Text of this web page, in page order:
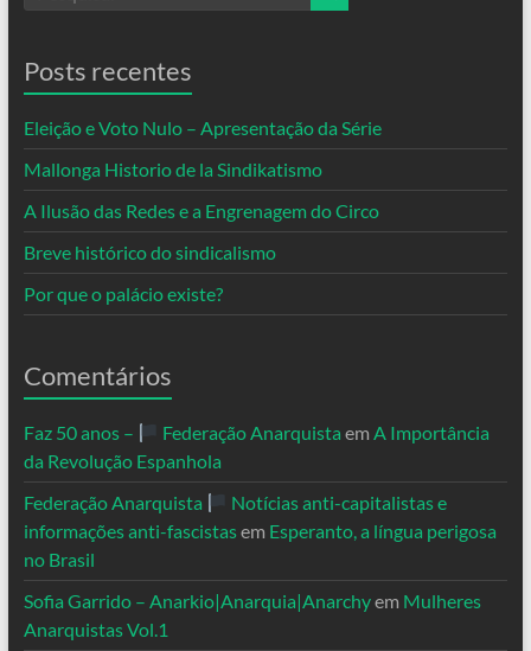
Posts recentes
Eleição e Voto Nulo – Apresentação da Série
Mallonga Historio de la Sindikatismo
A Ilusão das Redes e a Engrenagem do Circo
Breve histórico do sindicalismo
Por que o palácio existe?
Comentários
Faz 50 anos – Federação Anarquista em A Importância
da Revolução Espanhola
Federação Anarquista
Notícias anti-capitalistas e
informações anti-fascistasem Esperanto, a língua perigosa
no Brasil
Sofia Garrido – Anarkio|Anarquia|Anarchyem Mulheres
Anarquistas Vol.1